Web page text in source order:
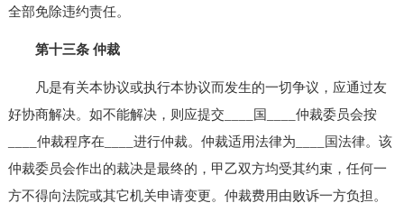
全部免除违约责任。
第十三条 仲裁
凡是有关本协议或执行本协议而发生的一切争议，应通过友
好协商解决。如不能解决，则应提交____国____仲裁委员会按
____仲裁程序在____进行仲裁。仲裁适用法律为____国法律。该
仲裁委员会作出的裁决是最终的，甲乙双方均受其约束，任何一
方不得向法院或其它机关申请变更。仲裁费用由败诉一方负担。